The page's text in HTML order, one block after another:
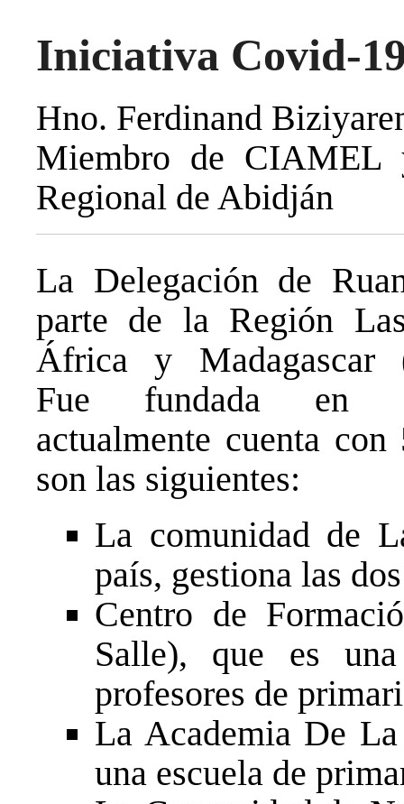
Iniciativa Covid-
Hno. Ferdinand
Miembro de CIAMEL
Regional de Abidján
La Delegación de
parte de la Región
África y Madagascar
Fue fundada en
actualmente cuenta
son las siguientes:
La comunidad de
país, gestiona las
Centro de
Salle), que es
profesores de
La Academia De
una escuela de